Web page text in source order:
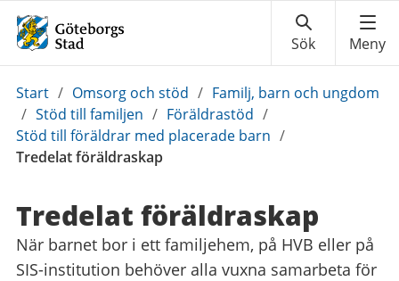
Du
är
här:
Start / Omsorg och stöd / Familj, barn och ungdom
/ Stöd till familjen / Föräldrastöd /
Stöd till föräldrar med placerade barn /
Tredelat föräldraskap
Tredelat föräldraskap
När barnet bor i ett familjehem, på HVB eller på
SIS-institution behöver alla vuxna samarbeta för